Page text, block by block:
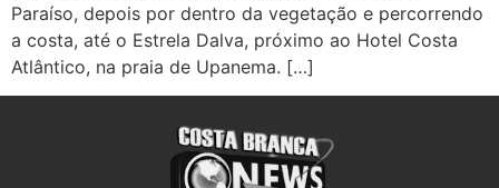
Paraíso, depois por dentro da vegetação e percorrendo
a costa, até o Estrela Dalva, próximo ao Hotel Costa
Atlântico, na praia de Upanema. […]